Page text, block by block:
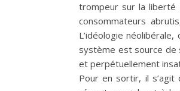
trompeur sur la liberté
consommateurs
L’idéologie
système est source de
et perpétuellement
Pour en sortir, il